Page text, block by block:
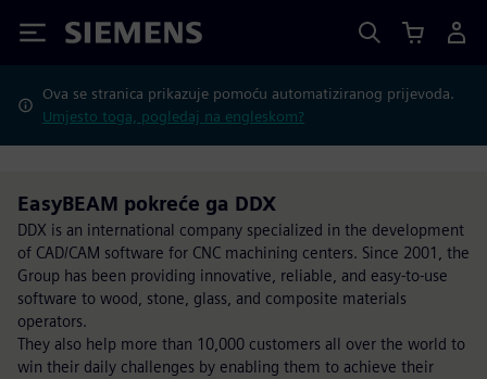
Siemens
Ova se stranica prikazuje pomoću automatiziranog prijevoda.
Umjesto toga, pogledaj na engleskom?
EasyBEAM pokreće ga DDX
DDX is an international company specialized in the development
of CAD/CAM software for CNC machining centers. Since 2001, the
Group has been providing innovative, reliable, and easy-to-use
software to wood, stone, glass, and composite materials
operators.
They also help more than 10,000 customers all over the world to
win their daily challenges by enabling them to achieve their